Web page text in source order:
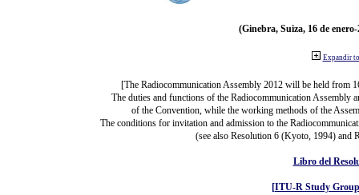
(Ginebra, Suiza, 16 de
Expandir
[The Radiocommunication Assembly 2012 will be held from
The duties and functions of the Radiocommunication Assembly
of the Convention, while the working methods of the
The conditions for invitation and admission to the
(see also Resolution 6 (Kyoto, 1994) and
Libro del
[ITU-R Study